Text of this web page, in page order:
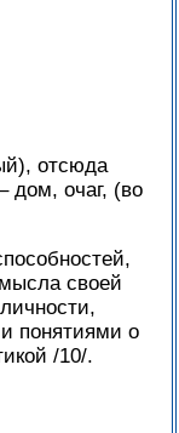
отсюда
дом, очаг, (во
своей
понятиями о
/10/.